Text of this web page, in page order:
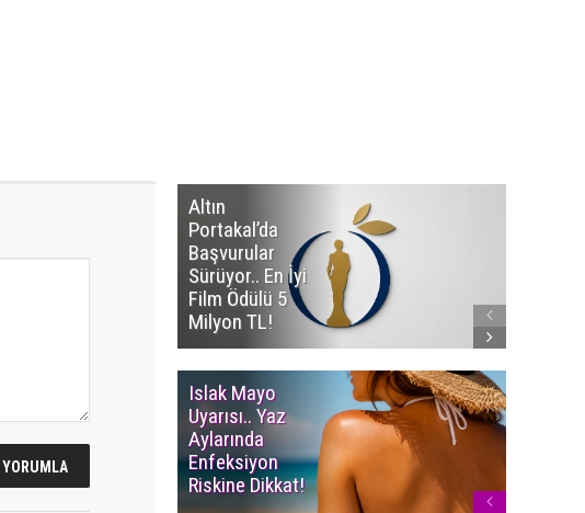
Altın
Portakal’da
Başvurular
Sürüyor.. En İyi
Film Ödülü 5
Milyon TL!
Islak Mayo
Uyarısı.. Yaz
Aylarında
Enfeksiyon
Riskine Dikkat!